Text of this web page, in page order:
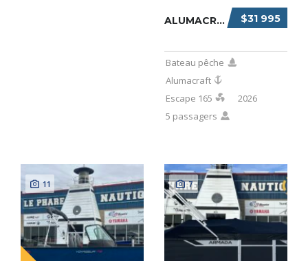
$31 995
ALUMACRAFT ESCAPE 165 2026
Bateau pêche
Alumacraft
Escape 165
2026
5 passagers
11 7